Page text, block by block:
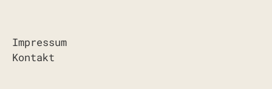
Impressum
Kontakt